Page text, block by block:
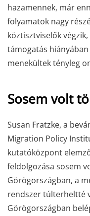
hazamennek, már
folyamatok nagy
köztisztviselők
támogatás
menekültek tényleg
Sosem volt
Susan Fratzke, a
Migration Policy
kutatóközpont
feldolgozása sosem
Görögországban, a
rendszer túlterheltté
Görögországban